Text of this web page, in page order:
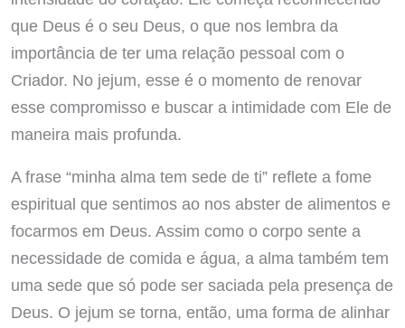
que Deus é o seu Deus, o que nos lembra da
importância de ter uma relação pessoal com o
Criador. No jejum, esse é o momento de renovar
esse compromisso e buscar a intimidade com Ele de
maneira mais profunda.
A frase “minha alma tem sede de ti” reflete a fome
espiritual que sentimos ao nos abster de alimentos e
focarmos em Deus. Assim como o corpo sente a
necessidade de comida e água, a alma também tem
uma sede que só pode ser saciada pela presença de
Deus. O jejum se torna, então, uma forma de alinhar